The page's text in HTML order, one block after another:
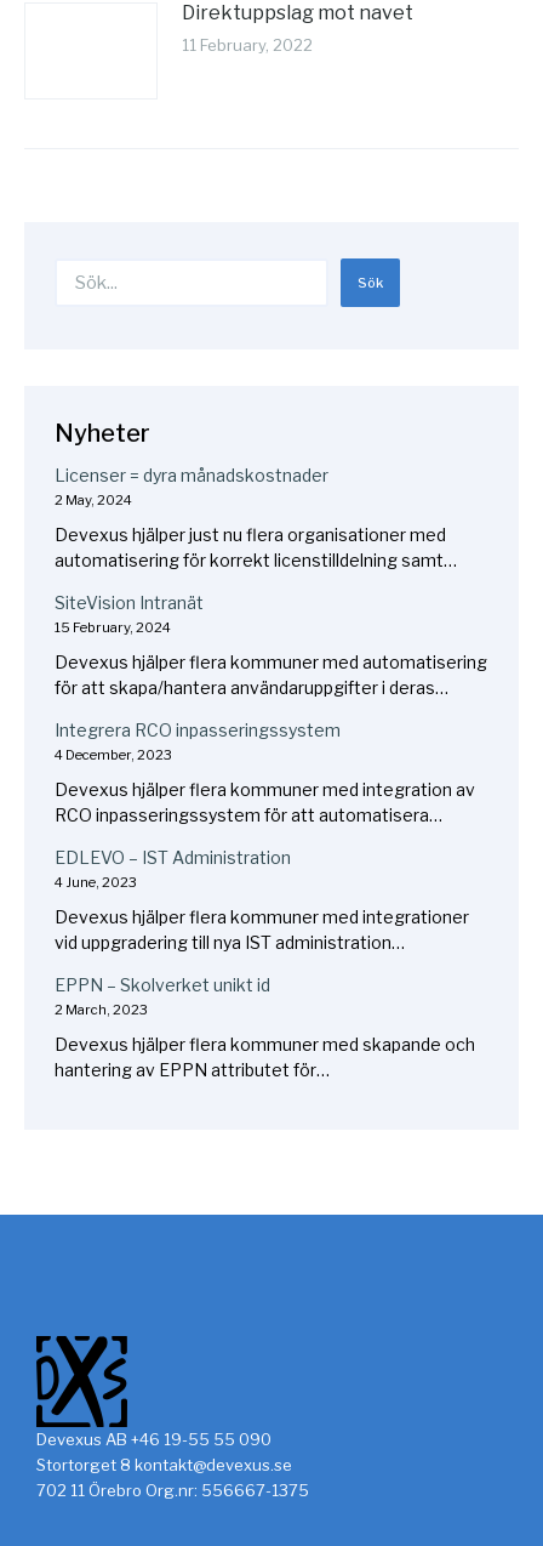
Direktuppslag mot navet
11 February, 2022
Search
Sök
Nyheter
Licenser = dyra månadskostnader
2 May, 2024
Devexus hjälper just nu flera organisationer med
automatisering för korrekt licenstilldelning samt…
SiteVision Intranät
15 February, 2024
Devexus hjälper flera kommuner med automatisering
för att skapa/hantera användaruppgifter i deras…
Integrera RCO inpasseringssystem
4 December, 2023
Devexus hjälper flera kommuner med integration av
RCO inpasseringssystem för att automatisera…
EDLEVO – IST Administration
4 June, 2023
Devexus hjälper flera kommuner med integrationer
vid uppgradering till nya IST administration…
EPPN – Skolverket unikt id
2 March, 2023
Devexus hjälper flera kommuner med skapande och
hantering av EPPN attributet för…
Devexus AB +46 19-55 55 090
Stortorget 8 kontakt@devexus.se
702 11 Örebro Org.nr: 556667-1375